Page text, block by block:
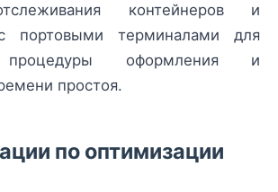
контейнеров и
портовыми терминалами для
процедуры оформления и
простоя.
по оптимизации